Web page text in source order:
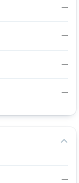
—
—
—
—
—